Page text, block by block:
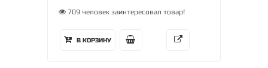
709 человек заинтересовал товар!
В КОРЗИНУ